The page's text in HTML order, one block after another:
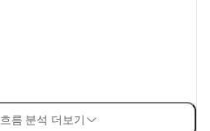
름 분석 더보기